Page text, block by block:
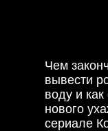
Чем
вывести
воду и
нового
сериале